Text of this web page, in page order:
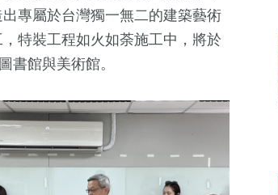
專屬於台灣獨一無二的建築藝術
特裝工程如火如荼施工中，將於
書館與美術館。